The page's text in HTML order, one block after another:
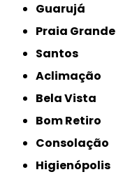
Guarujá
Praia Grande
Santos
Aclimação
Bela Vista
Bom Retiro
Consolação
Higienópolis